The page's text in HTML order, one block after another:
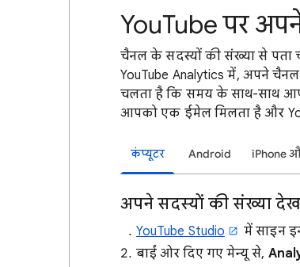
YouTube पर
चैनल के सदस्यों की संख्या से पता
YouTube Analytics में, अपने
चलता है कि समय के साथ-साथ
आपको एक ईमेल मिलता है और
कंप्यूटर Android iPhone
अपने सदस्यों की संख्या
YouTube Studio
में साइन
बाईं ओर दिए गए मेन्यू से,